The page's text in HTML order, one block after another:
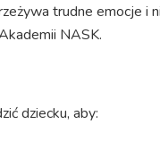
trudne emocje i
NASK.
dziecku, aby: